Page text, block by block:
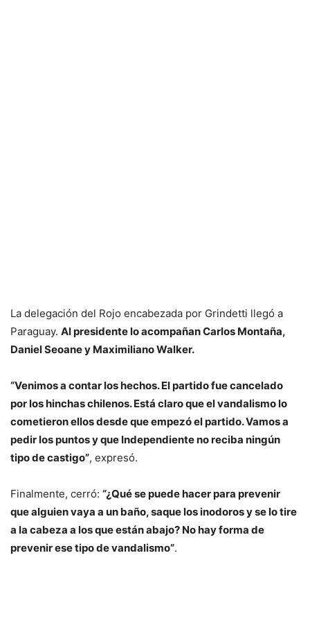
La delegación del Rojo encabezada por Grindetti llegó a
Paraguay. Al presidente lo acompañan Carlos Montaña,
Daniel Seoane y Maximiliano Walker.
“Venimos a contar los hechos. El partido fue cancelado
por los hinchas chilenos. Está claro que el vandalismo lo
cometieron ellos desde que empezó el partido. Vamos a
pedir los puntos y que Independiente no reciba ningún
tipo de castigo”, expresó.
Finalmente, cerró: “¿Qué se puede hacer para prevenir
que alguien vaya a un baño, saque los inodoros y se lo tire
a la cabeza a los que están abajo? No hay forma de
prevenir ese tipo de vandalismo”.